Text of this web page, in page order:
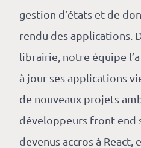
gestion d’états et de
rendu des applications.
librairie, notre équipe
à jour ses applications
de nouveaux projets
développeurs front-end
devenus accros à